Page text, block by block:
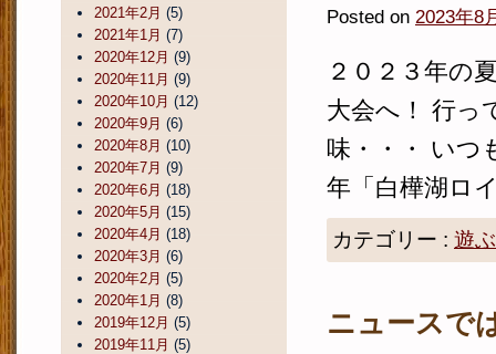
Posted on 2023年8
２０２３年の
大会へ！ 行っ
味・・・ いつ
年「白樺湖ロ
カテゴリー : 遊ぶ
ニュースで
2021年2月 (5)
2021年1月 (7)
2020年12月 (9)
2020年11月 (9)
2020年10月 (12)
2020年9月 (6)
2020年8月 (10)
2020年7月 (9)
2020年6月 (18)
2020年5月 (15)
2020年4月 (18)
2020年3月 (6)
2020年2月 (5)
2020年1月 (8)
2019年12月 (5)
2019年11月 (5)